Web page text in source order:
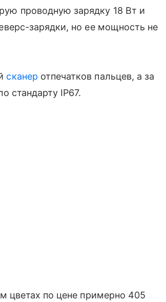
проводную зарядку 18 Вт и
зарядки, но ее мощность не
сканер отпечатков пальцев, а за
стандарту IP67.
цветах по цене примерно 405